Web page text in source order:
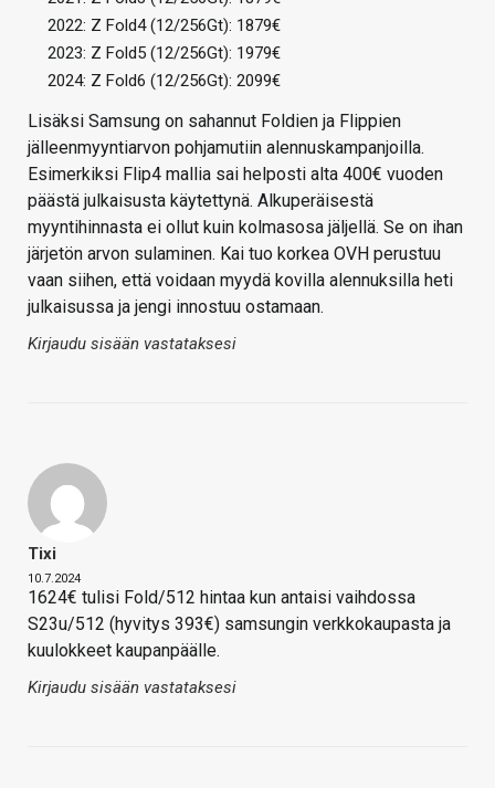
2022: Z Fold4 (12/256Gt): 1879€
2023: Z Fold5 (12/256Gt): 1979€
2024: Z Fold6 (12/256Gt): 2099€
Lisäksi Samsung on sahannut Foldien ja Flippien
jälleenmyyntiarvon pohjamutiin alennuskampanjoilla.
Esimerkiksi Flip4 mallia sai helposti alta 400€ vuoden
päästä julkaisusta käytettynä. Alkuperäisestä
myyntihinnasta ei ollut kuin kolmasosa jäljellä. Se on ihan
järjetön arvon sulaminen. Kai tuo korkea OVH perustuu
vaan siihen, että voidaan myydä kovilla alennuksilla heti
julkaisussa ja jengi innostuu ostamaan.
Kirjaudu sisään vastataksesi
Tixi
10.7.2024
1624€ tulisi Fold/512 hintaa kun antaisi vaihdossa
S23u/512 (hyvitys 393€) samsungin verkkokaupasta ja
kuulokkeet kaupanpäälle.
Kirjaudu sisään vastataksesi